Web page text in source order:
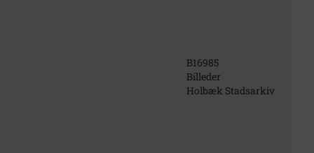
B16985
Billeder
Holbæk Stadsarkiv